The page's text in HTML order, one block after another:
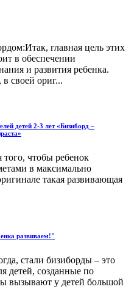
главная цель этих
в обеспечении
и развития ребенка.
своей ориг...
детей 2-3 лет «Бизиборд –
чтобы ребенок
в максимально
такая развивающая
развиваем!"
стали бизиборды – это
детей, созданные по
вызывают у детей большой